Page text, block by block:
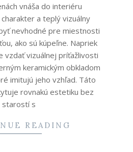
vnáša do interiéru
a teplý vizuálny
nevhodné pre miestnosti
ako sú kúpeľne. Napriek
vzdať vizuálnej príťažlivosti
keramickým obkladom
imitujú jeho vzhľad. Táto
rovnakú estetiku bez
starostí s
READING